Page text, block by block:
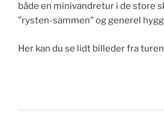
både en minivandretur i de store
”rysten-sammen” og generel
Her kan du se lidt billeder fra